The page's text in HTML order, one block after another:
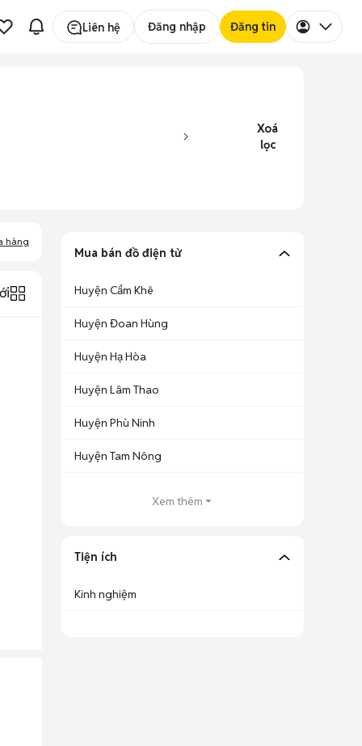
Liên hệ Đăng nhập Đăng tin
Xoá
lọc
hàng
Mua bán đồ điện tử
Huyện Cẩm Khê
Huyện Đoan Hùng
Huyện Hạ Hòa
Huyện Lâm Thao
Huyện Phù Ninh
Huyện Tam Nông
Xem thêm
Tiện ích
Kinh nghiệm